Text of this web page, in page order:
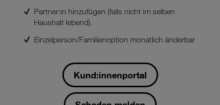
Partner:in hinzufügen (falls nicht im selben
Haushalt lebend).
Einzelperson/Familienoption monatlich änderbar
Kund:innenportal